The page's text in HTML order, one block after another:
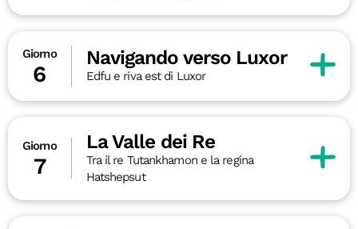
Giorno
6
Navigando verso Luxor
Edfu e riva est di Luxor
Giorno
7
La Valle dei Re
Tra il re Tutankhamon e la regina
Hatshepsut